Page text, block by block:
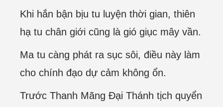
Khi hắn bận bịu tu luyện thời gian, thiên
hạ tu chân giới cũng là gió giục mây vần.
Ma tu càng phát ra sục sôi, điều này làm
cho chính đạo dự cảm không ổn.
Trước Thanh Mãng Đại Thánh tịch quyển